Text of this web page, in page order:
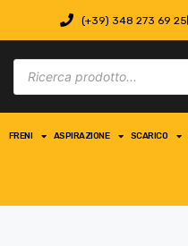
(+39) 348 273 69 25
FRENI ASPIRAZIONE SCARICO